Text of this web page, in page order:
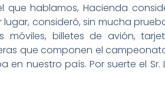
que hablamos, Hacienda
consideró, sin mucha
billetes de avión,
que componen el
nuestro país. Por suerte el Sr.